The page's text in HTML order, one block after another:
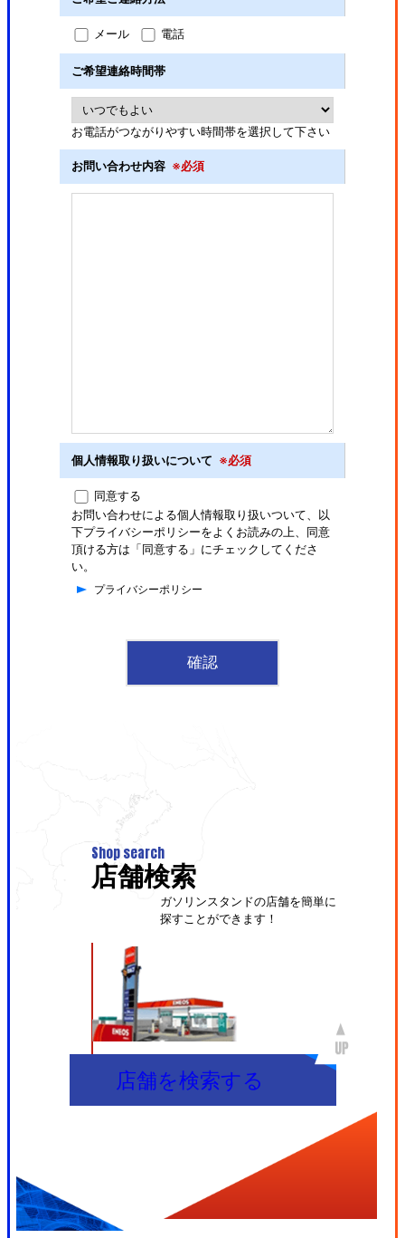
メール 電話
ご希望連絡時間帯
お電話がつながりやすい時間帯を選択して下さい
お問い合わせ内容 ※必須
個人情報取り扱いについて ※必須
同意する
お問い合わせによる個人情報取り扱いついて、以
下プライバシーポリシーをよくお読みの上、同意
頂ける方は「同意する」にチェックしてくださ
い。
プライバシーポリシー
確認
Shop search
店舗検索
ガソリンスタンドの店舗を簡単に
探すことができます！
店舗を検索する